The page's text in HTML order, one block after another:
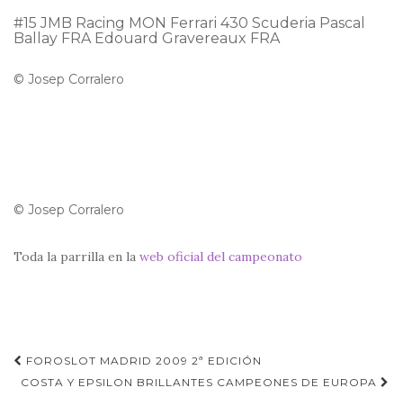
#15 JMB Racing MON Ferrari 430 Scuderia Pascal
Ballay FRA Edouard Gravereaux FRA
© Josep Corralero
© Josep Corralero
Toda la parrilla en la web oficial del campeonato
Navegación
de
FOROSLOT MADRID 2009 2ª EDICIÓN
COSTA Y EPSILON BRILLANTES CAMPEONES DE EUROPA